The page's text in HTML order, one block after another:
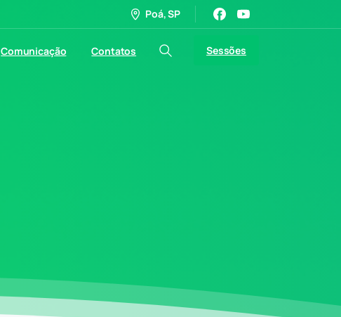
Poá, SP
Comunicação Contatos Sessões